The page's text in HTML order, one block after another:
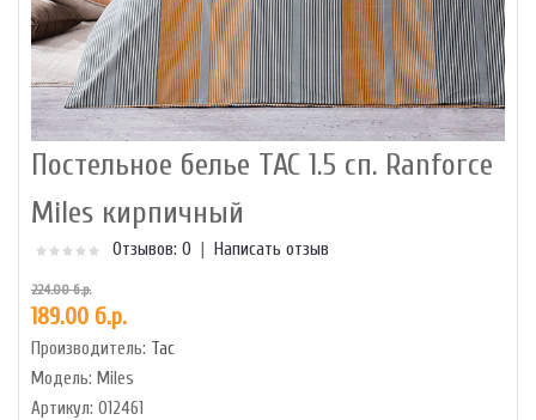
Постельное белье TAC 1.5 сп. Ranforce
Miles кирпичный
Отзывов: 0 Написать отзыв
224.00 б.р.
189.00 б.р.
Производитель: Tac
Модель: Miles
Артикул: 012461